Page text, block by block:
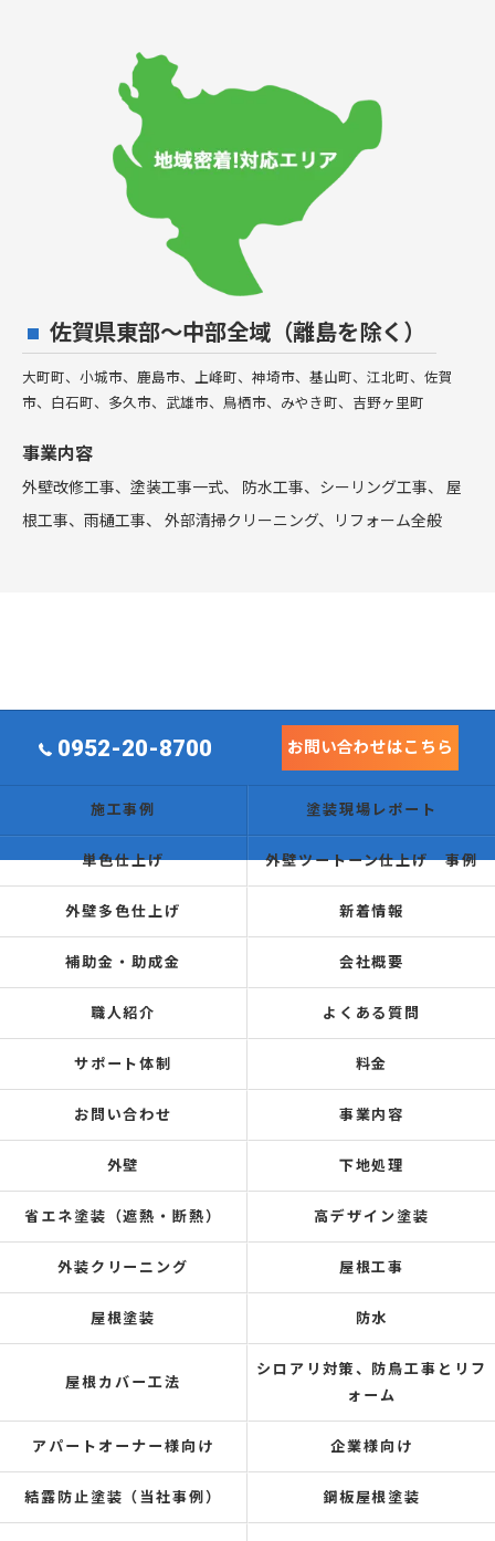
佐賀県東部〜中部全域（離島を除く）
大町町、小城市、鹿島市、上峰町、神埼市、基山町、江北町、佐賀
市、白石町、多久市、武雄市、鳥栖市、みやき町、吉野ヶ里町
事業内容
外壁改修工事、塗装工事⼀式、 防水工事、シーリング工事、 屋
根工事、雨樋工事、 外部清掃クリーニング、リフォーム全般
0952-20-8700 お問い合わせはこちら
施工事例 塗装現場レポート
単色仕上げ 外壁ツートーン仕上げ 事例
外壁多色仕上げ 新着情報
補助金・助成金 会社概要
職人紹介 よくある質問
サポート体制 料金
お問い合わせ 事業内容
外壁 下地処理
省エネ塗装（遮熱・断熱） 高デザイン塗装
外装クリーニング 屋根工事
屋根塗装 防水
屋根カバー工法
シロアリ対策、防鳥工事とリフ
ォーム
アパートオーナー様向け 企業様向け
結露防止塗装（当社事例） 鋼板屋根塗装